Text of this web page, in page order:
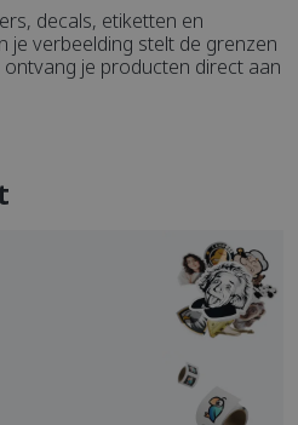
decals, etiketten en
je verbeelding stelt de grenzen
je producten direct aan